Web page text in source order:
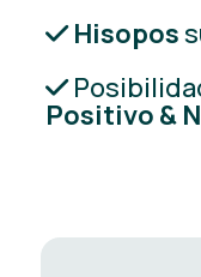
Hisopos
Positivo &